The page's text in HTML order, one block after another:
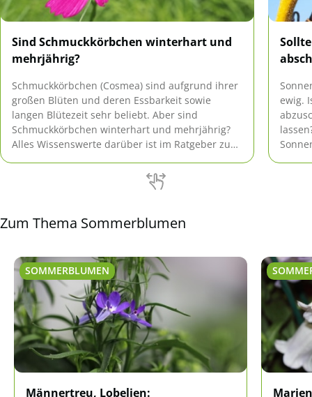
Sind Schmuckkörbchen winterhart und
mehrjährig?
Schmuckkörbchen (Cosmea) sind aufgrund ihrer
großen Blüten und deren Essbarkeit sowie
langen Blütezeit sehr beliebt. Aber sind
Schmuckkörbchen winterhart und mehrjährig?
Alles Wissenswerte darüber ist im Ratgeber zu
ewig.
Zum Thema Sommerblumen
SOMMERBLUMEN
Männertreu, Lobelien: